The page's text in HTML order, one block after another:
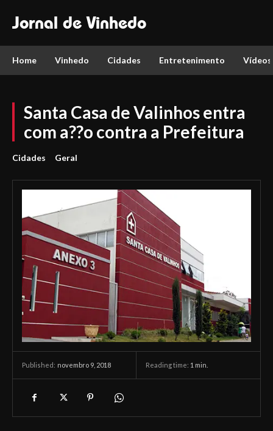
Jornal de Vinhedo
Home Vinhedo Cidades Entretenimento Vídeos
Santa Casa de Valinhos entra
com a??o contra a Prefeitura
Cidades Geral
Published: novembro 9, 2018 Reading time: 1 min.